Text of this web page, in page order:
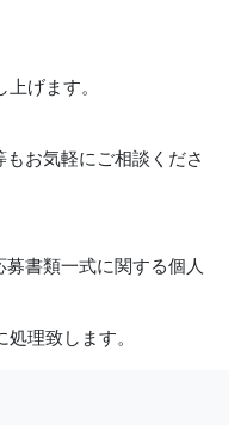
げます。
お気軽にご相談くださ
書類一式に関する個人
理致します。